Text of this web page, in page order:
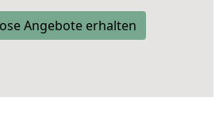
Angebote erhalten